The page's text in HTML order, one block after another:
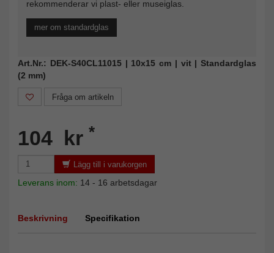
rekommenderar vi plast- eller museiglas.
mer om standardglas
Art.Nr.: DEK-S40CL11015 | 10x15 cm | vit | Standardglas
(2 mm)
Fråga om artikeln
104 kr *
Lägg till i varukorgen
Leverans inom: 14 - 16 arbetsdagar
Beskrivning Specifikation